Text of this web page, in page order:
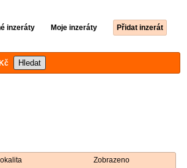
inzeráty Moje inzeráty Přidat inzerát
Zobrazeno